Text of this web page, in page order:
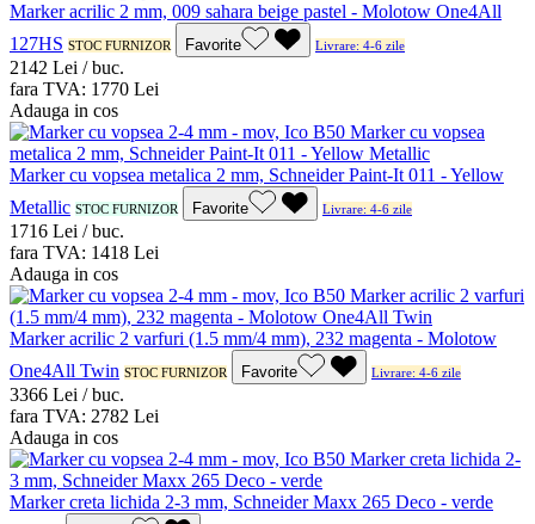
Marker acrilic 2 mm, 009 sahara beige pastel - Molotow One4All
127HS STOC FURNIZOR Favorite Livrare: 4-6 zile
2142 Lei / buc.
fara TVA: 1770 Lei
Adauga in cos
Marker cu vopsea metalica 2 mm, Schneider Paint-It 011 - Yellow
Metallic STOC FURNIZOR Favorite Livrare: 4-6 zile
1716 Lei / buc.
fara TVA: 1418 Lei
Adauga in cos
Marker acrilic 2 varfuri (1.5 mm/4 mm), 232 magenta - Molotow
One4All Twin STOC FURNIZOR Favorite Livrare: 4-6 zile
3366 Lei / buc.
fara TVA: 2782 Lei
Adauga in cos
Marker creta lichida 2-3 mm, Schneider Maxx 265 Deco - verde